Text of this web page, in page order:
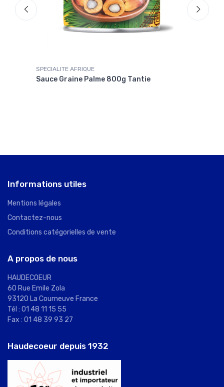
SPECIALITE AFRIQUE
Sauce Graine Palme 800g Tantie
Informations utiles
Mentions légales
Contactez-nous
Conditions catégorielles de vente
A propos de nous
HAUDECOEUR
60 Rue Emile Zola
93120 La Courneuve France
Tél : 01 48 11 15 55
Fax : 01 48 39 93 27
Haudecoeur depuis 1932